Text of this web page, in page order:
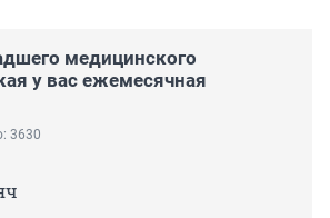
медицинского
у вас ежемесячная
3630